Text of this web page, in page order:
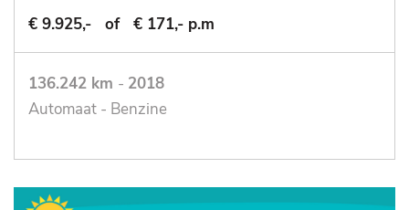
€ 9.925,-
of € 171,- p.m
136.242 km - 2018
Automaat - Benzine